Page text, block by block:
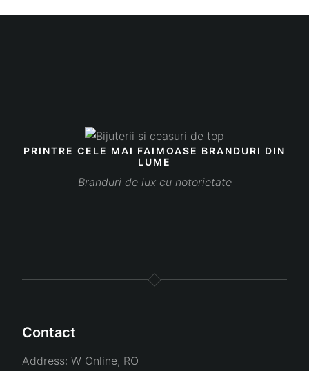
PRINTRE CELE MAI FAIMOASE BRANDURI DIN
LUME
Branduri de lux cu notorietate
Contact
Address: W Online, RO